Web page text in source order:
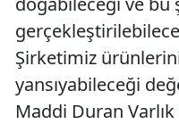
Şirketimiz
yansıyabileceği
Maddi Duran